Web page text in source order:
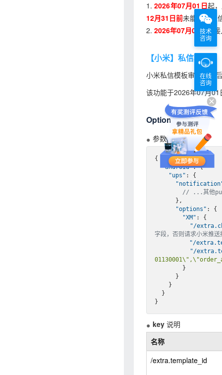
1.2026年07月01日起
12月31日前未能完成私
2. 2026年07月01日起
【小米】私信模板id
小米私信模板审核通过
该功能于2026年07月01
Options参数说明
参数示例
{
"android": {
"ups" : {
// ...其他
"options" : {
"XM" : {
"/
字段，否则请求小米推送
"/
"/
key 说明
名称
/extra.template_id
技术
咨询
在线
咨询